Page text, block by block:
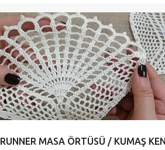
RUNNER MASA ÖRTÜSÜ / KUMAŞ
ÇEYİZLİK DANTELLER CROCHET DANTEL
DANTELLER KNİTTİNG